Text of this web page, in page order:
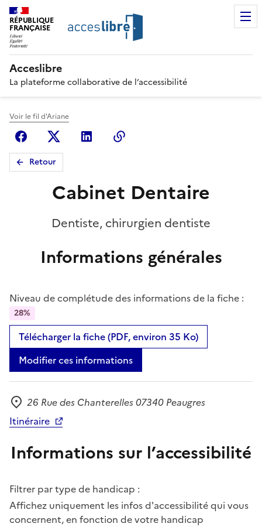
RÉPUBLIQUE
FRANÇAISE
Acceslibre
La plateforme collaborative de l’accessibilité
Voir le fil d'Ariane
FacebookX (anciennement Twitter)
Linkedin
Retour
Cabinet Dentaire
Dentiste, chirurgien dentiste
Informations générales
Niveau de complétude des informations de la fiche :
28%
Télécharger la fiche (PDF, environ 35 Ko)
Modifier ces informations
Adresse
26 Rue des Chanterelles 07340 Peaugres
Itinéraire
Informations sur l’accessibilité
Filtrer par type de handicap :
Affichez uniquement les infos d'accessibilité qui vous
concernent, en fonction de votre handicap